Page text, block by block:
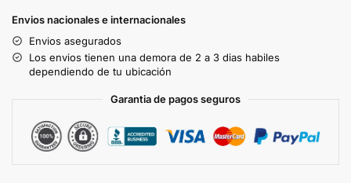
Envios nacionales e internacionales
Envios asegurados
Los envios tienen una demora de 2 a 3 dias habiles
dependiendo de tu ubicación
Garantia de pagos seguros